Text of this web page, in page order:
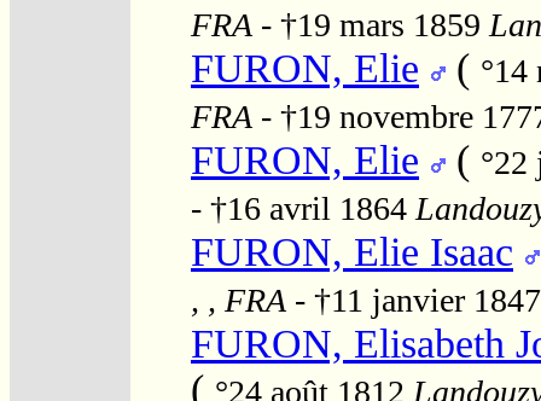
FRA - †19 mars 1859
FURON, Elie ( °14
FRA - †19 novembre
FURON, Elie (
- †16 avril 1864
FURON, Elie Isaac
, , FRA - †11 janvier
FURON, Elisabeth
( °24 août 1812